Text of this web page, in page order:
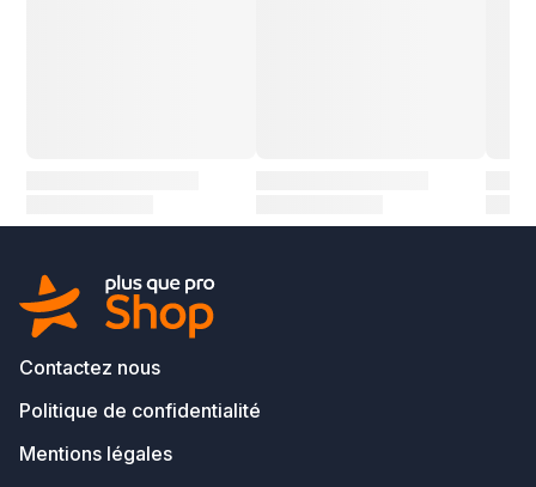
Contactez nous
Politique de confidentialité
Mentions légales